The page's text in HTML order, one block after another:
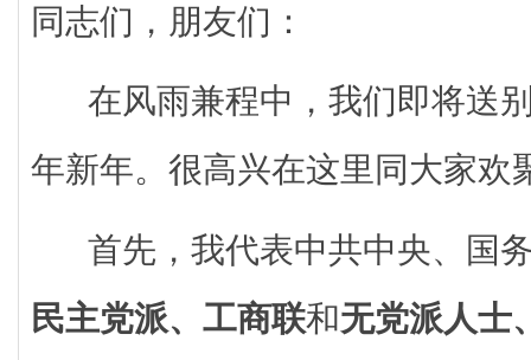
同志们，朋友们：
在风雨兼程中，我们即将送
年新年。很高兴在这里同大家欢
首先，我代表中共中央、国
民主党派、工商联和无党派人士